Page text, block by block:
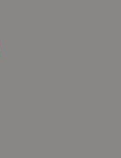
fra eksterne